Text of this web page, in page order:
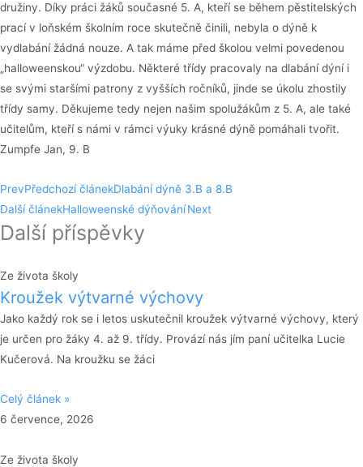
družiny. Díky práci žáků současné 5. A, kteří se během pěstitelských
prací v loňském školním roce skutečně činili, nebyla o dýně k
vydlabání žádná nouze. A tak máme před školou velmi povedenou
„halloweenskou“ výzdobu. Některé třídy pracovaly na dlabání dýní i
se svými staršími patrony z vyšších ročníků, jinde se úkolu zhostily
třídy samy. Děkujeme tedy nejen našim spolužákům z 5. A, ale také
učitelům, kteří s námi v rámci výuky krásné dýně pomáhali tvořit.
Zumpfe Jan, 9. B
PrevPředchozí článekDlabání dýně 3.B a 8.B
Další článekHalloweenské dýňováníNext
Další příspěvky
Ze života školy
Kroužek výtvarné výchovy
Jako každý rok se i letos uskutečnil kroužek výtvarné výchovy, který
je určen pro žáky 4. až 9. třídy. Provází nás jím paní učitelka Lucie
Kučerová. Na kroužku se žáci
Celý článek »
6 července, 2026
Ze života školy